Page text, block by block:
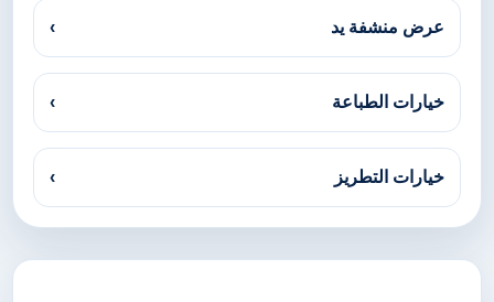
عرض منشفة يد ›
خيارات الطباعة ›
خيارات التطريز ›